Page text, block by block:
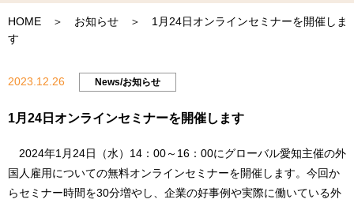
HOME ＞ お知らせ ＞ 1月24日オンラインセミナーを開催しま
す
2023.12.26 News/お知らせ
1月24日オンラインセミナーを開催します
2024年1月24日（水）14：00～16：00にグローバル愛知主催の外
国人雇用についての無料オンラインセミナーを開催します。今回か
らセミナー時間を30分増やし、企業の好事例や実際に働いている外